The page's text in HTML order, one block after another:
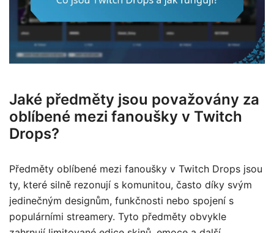
Jaké předměty jsou považovány za
oblíbené mezi fanoušky v Twitch
Drops?
Předměty oblíbené mezi fanoušky v Twitch Drops jsou
ty, které silně rezonují s komunitou, často díky svým
jedinečným designům, funkčnosti nebo spojení s
populárními streamery. Tyto předměty obvykle